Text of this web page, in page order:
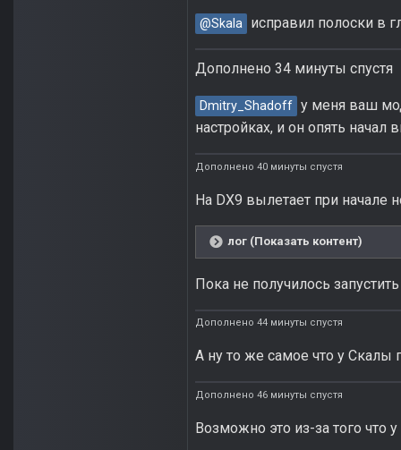
@Skala исправил полоски в
Дополнено 34 минуты спустя
Dmitry_Shadoff у меня ваш
настройках, и он опять начал
Дополнено 40 минуты спустя
На DX9 вылетает при начале
лог (Показать контент)
Пока не получилось
Дополнено 44 минуты спустя
А ну то же самое что у Скалы
Дополнено 46 минуты спустя
Возможно это из-за того что